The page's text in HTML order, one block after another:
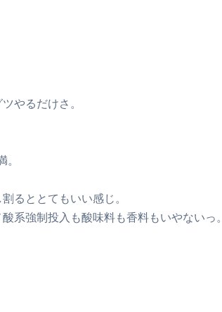
やるだけさ。
るととてもいい感じ。
系強制投入も酸味料も香料もいやないっ。